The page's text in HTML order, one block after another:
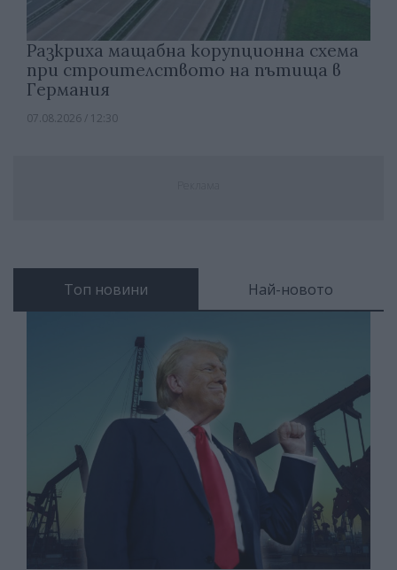
Разкриха мащабна корупционна схема
при строителството на пътища в
Германия
07.08.2026 / 12:30
Топ новини Най-новото